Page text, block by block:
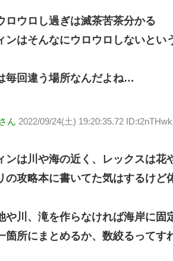
ロウロし過ぎは滅茶苦茶分かる
ンはそんなにウロウロしないとい
毎回違う場所なんだよね…
ん 2022/09/24(土) 19:20:35.72
ンは川や海の近く、レックスは花
の攻略本に書いてた気はするけど
や川、滝を作らなければ海岸に固
箇所にまとめるか、数絞るってす